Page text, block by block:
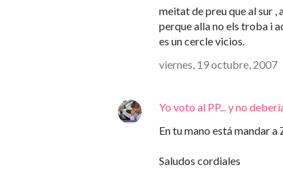
meitat de preu que al sur ,
perque alla no els troba i
es un cercle vicios.
viernes, 19 octubre, 2007
Yo voto al PP... y no
En tu mano está mandar a
Saludos cordiales